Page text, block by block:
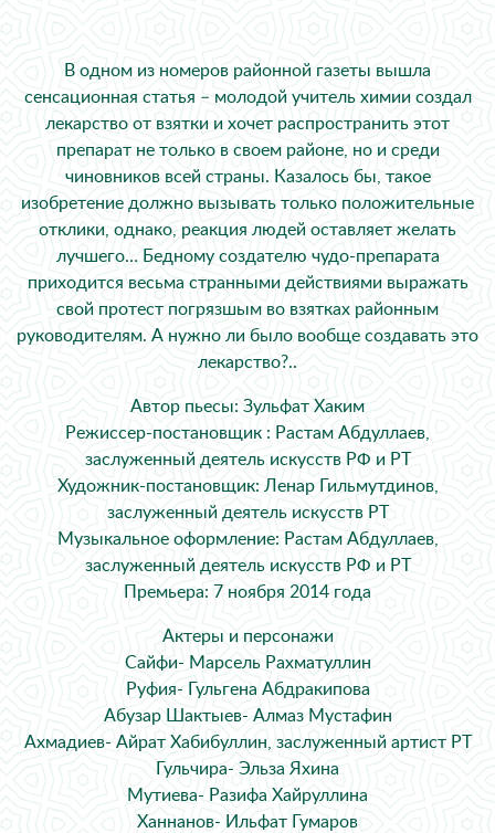
В одном из номеров районной газеты вышла
сенсационная статья – молодой учитель химии создал
лекарство от взятки и хочет распространить этот
препарат не только в своем районе, но и среди
чиновников всей страны. Казалось бы, такое
изобретение должно вызывать только положительные
отклики, однако, реакция людей оставляет желать
лучшего… Бедному создателю чудо-препарата
приходится весьма странными действиями выражать
свой протест погрязшым во взятках районным
руководителям. А нужно ли было вообще создавать это
лекарство?..
Автор пьесы: Зульфат Хаким
Режиссер-постановщик : Растам Абдуллаев,
заслуженный деятель искусств РФ и РТ
Художник-постановщик: Ленар Гильмутдинов,
заслуженный деятель искусств РТ
Музыкальное оформление: Растам Абдуллаев,
заслуженный деятель искусств РФ и РТ
Премьера: 7 ноября 2014 года
Актеры и персонажи
Сайфи- Марсель Рахматуллин
Руфия- Гульгена Абдракипова
Абузар Шактыев- Алмаз Мустафин
Ахмадиев- Айрат Хабибуллин, заслуженный артист РТ
Гульчира- Эльза Яхина
Мутиева- Разифа Хайруллина
Ханнанов- Ильфат Гумаров